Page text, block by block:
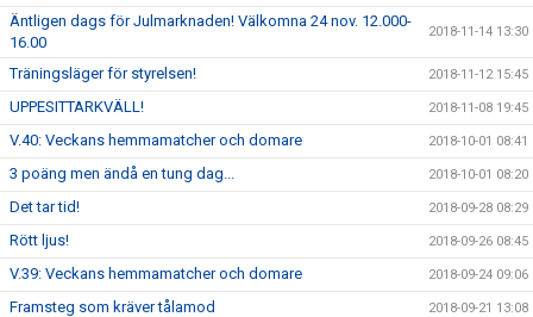
Äntligen dags för Julmarknaden! Välkomna 24 nov. 12.000-
16.00
2018-11-14 13:30
Träningsläger för styrelsen! 2018-11-12 15:45
UPPESITTARKVÄLL! 2018-11-08 19:45
V.40: Veckans hemmamatcher och domare 2018-10-01 08:41
3 poäng men ändå en tung dag... 2018-10-01 08:20
Det tar tid! 2018-09-28 08:29
Rött ljus! 2018-09-26 08:45
V.39: Veckans hemmamatcher och domare 2018-09-24 09:06
Framsteg som kräver tålamod 2018-09-21 13:08